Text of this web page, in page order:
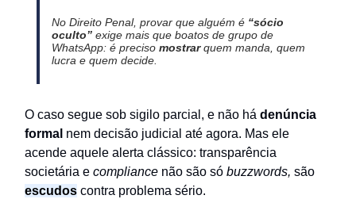
No Direito Penal, provar que alguém é “sócio
oculto”exige mais que boatos de grupo de
WhatsApp: é preciso mostrarquem manda, quem
lucra e quem decide.
O caso segue sob sigilo parcial, e não há denúncia
formal nem decisão judicial até agora. Mas ele
acende aquele alerta clássico: transparência
societária e compliance não são só buzzwords, são
escudos contra problema sério.